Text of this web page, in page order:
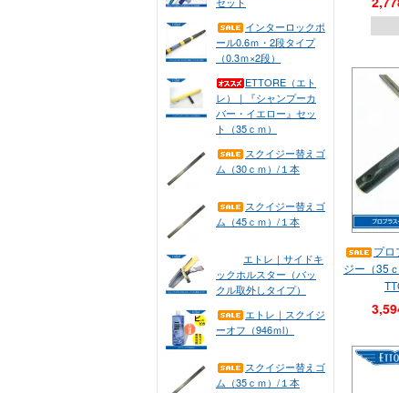
インターロックポ
ール0.6ｍ・2段タイプ
（0.3ｍ×2段）
ETTORE（エト
レ）｜『シャンプーカ
バー・イエロー』セッ
ト（35ｃｍ）
スクイジー替えゴ
ム（30ｃｍ）/１本
スクイジー替えゴ
ム（45ｃｍ）/１本
エトレ｜サイドキ
ックホルスター（バッ
クル取外しタイプ）
エトレ｜スクイジ
ーオフ（946ｍl）
スクイジー替えゴ
ム（35ｃｍ）/１本
プロ
ジー（35